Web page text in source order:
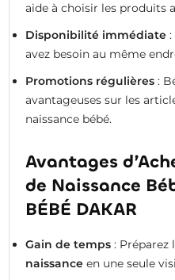
aide à choisir les produits
Disponibilité immédiate:
avez besoin au même
Promotions régulières:
avantageuses sur les
naissance bébé.
Avantages
de Naissance
BÉBÉ DAKAR
Gain de temps: Préparez
naissanceen une seule